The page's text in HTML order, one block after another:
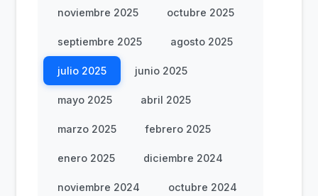
noviembre 2025 octubre 2025
septiembre 2025 agosto 2025
julio 2025 junio 2025
mayo 2025 abril 2025
marzo 2025 febrero 2025
enero 2025 diciembre 2024
noviembre 2024 octubre 2024